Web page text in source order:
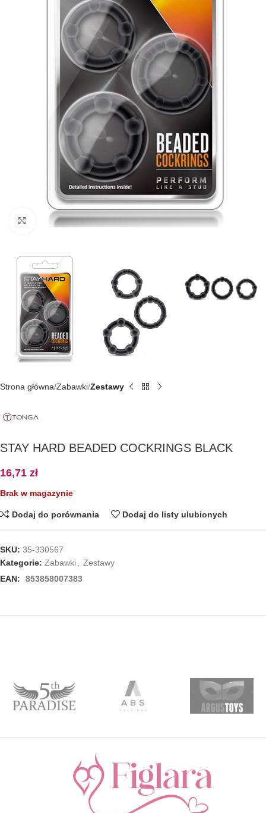
Kliknij, aby powiększyć
Strona główna Zabawki Zestawy
STAY HARD BEADED COCKRINGS BLACK
16,71 zł
Brak w magazynie
Dodaj do porównania Dodaj do listy ulubionych
SKU: 35-330567
Kategorie: Zabawki, Zestawy
EAN:
853858007383